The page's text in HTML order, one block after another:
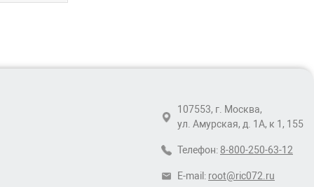
107553, г. Москва,
ул. Амурская, д. 1А, к 1, 155
Телефон: 8-800-250-63-12
E-mail: root@ric072.ru